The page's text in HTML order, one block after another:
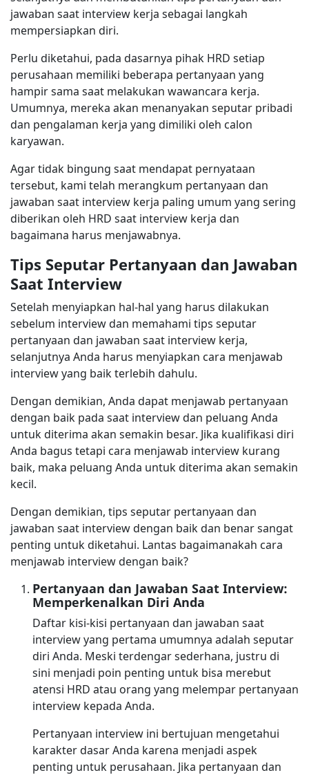
jawaban saat interview kerja sebagai langkah
mempersiapkan diri.
Perlu diketahui, pada dasarnya pihak HRD setiap
perusahaan memiliki beberapa pertanyaan yang
hampir sama saat melakukan wawancara kerja.
Umumnya, mereka akan menanyakan seputar pribadi
dan pengalaman kerja yang dimiliki oleh calon
karyawan.
Agar tidak bingung saat mendapat pernyataan
tersebut, kami telah merangkum pertanyaan dan
jawaban saat interview kerja paling umum yang sering
diberikan oleh HRD saat interview kerja dan
bagaimana harus menjawabnya.
Tips Seputar Pertanyaan dan Jawaban
Saat Interview
Setelah menyiapkan hal-hal yang harus dilakukan
sebelum interview dan memahami tips seputar
pertanyaan dan jawaban saat interview kerja,
selanjutnya Anda harus menyiapkan cara menjawab
interview yang baik terlebih dahulu.
Dengan demikian, Anda dapat menjawab pertanyaan
dengan baik pada saat interview dan peluang Anda
untuk diterima akan semakin besar. Jika kualifikasi diri
Anda bagus tetapi cara menjawab interview kurang
baik, maka peluang Anda untuk diterima akan semakin
kecil.
Dengan demikian, tips seputar pertanyaan dan
jawaban saat interview dengan baik dan benar sangat
penting untuk diketahui. Lantas bagaimanakah cara
menjawab interview dengan baik?
Pertanyaan dan Jawaban Saat Interview:
Memperkenalkan Diri Anda
Daftar kisi-kisi pertanyaan dan jawaban saat
interview yang pertama umumnya adalah seputar
diri Anda. Meski terdengar sederhana, justru di
sini menjadi poin penting untuk bisa merebut
atensi HRD atau orang yang melempar pertanyaan
interview kepada Anda.
Pertanyaan interview ini bertujuan mengetahui
karakter dasar Anda karena menjadi aspek
penting untuk perusahaan. Jika pertanyaan dan